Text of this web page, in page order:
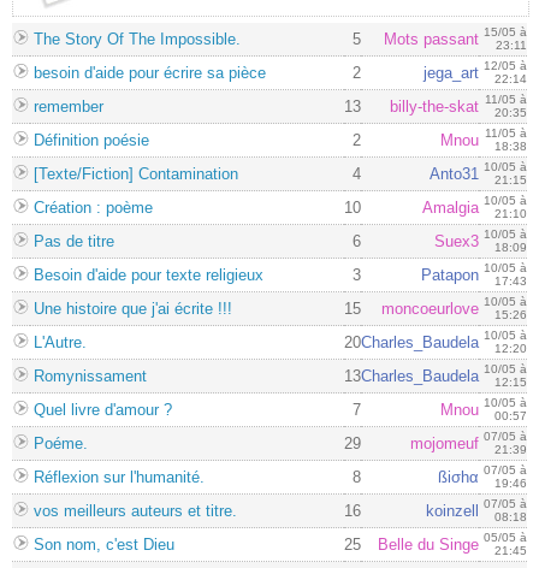
The Story Of The Impossible. 5 Mots passant 15/05 à
23:11
besoin d'aide pour écrire sa pièce 2 jega_art 12/05 à
22:14
remember 13 billy-the-skat 11/05 à
20:35
Définition poésie 2 Mnou 11/05 à
18:38
[Texte/Fiction] Contamination 4 Anto31 10/05 à
21:15
Création : poème 10 Amalgia 10/05 à
21:10
Pas de titre 6 Suex3 10/05 à
18:09
Besoin d'aide pour texte religieux 3 Patapon 10/05 à
17:43
Une histoire que j'ai écrite !!! 15 moncoeurlove 10/05 à
15:26
L'Autre. 20Charles_Baudela 10/05 à
12:20
Romynissament 13Charles_Baudela 10/05 à
12:15
Quel livre d'amour ? 7 Mnou 10/05 à
00:57
Poéme. 29 mojomeuf 07/05 à
21:39
Réflexion sur l'humanité. 8 ßiσhα 07/05 à
19:46
vos meilleurs auteurs et titre. 16 koinzell
07/05 à
08:18
Son nom, c'est Dieu 25 Belle du Singe 05/05 à
21:45